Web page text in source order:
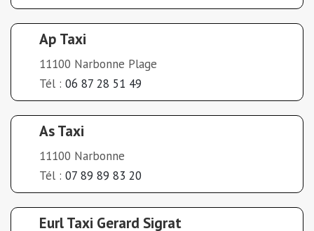
Ap Taxi
11100 Narbonne Plage
Tél : 06 87 28 51 49
As Taxi
11100 Narbonne
Tél : 07 89 89 83 20
Eurl Taxi Gerard Sigrat